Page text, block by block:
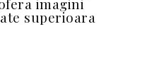
imagini
superioara